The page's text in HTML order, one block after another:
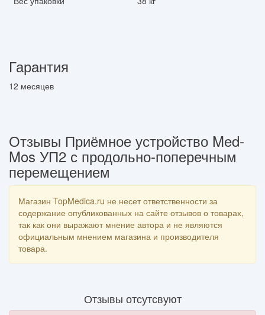
Гарантия
12 месяцев
Отзывы Приёмное устройство Med-
Mos УП2 с продольно-поперечным
перемещением
Магазин TopMedica.ru не несет ответственности за
содержание опубликованных на сайте отзывов о товарах,
так как они выражают мнение автора и не являются
официальным мнением магазина и производителя
товара.
Отзывы отсутсвуют